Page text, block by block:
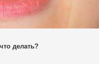
делать?